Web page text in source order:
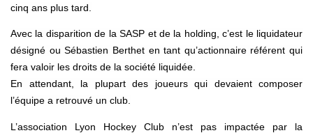
cinq ans plus tard.
Avec la disparition de la SASP et de la holding, c’est le liquidateur
désigné ou Sébastien Berthet en tant qu’actionnaire référent qui
fera valoir les droits de la société liquidée.
En attendant, la plupart des joueurs qui devaient composer
l’équipe a retrouvé un club.
L’association Lyon Hockey Club n’est pas impactée par la